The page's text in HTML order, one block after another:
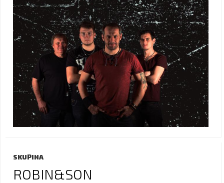
SKUPINA
ROBIN&SON